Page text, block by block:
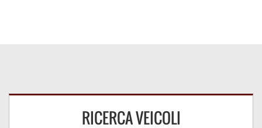
RICERCA VEICOLI